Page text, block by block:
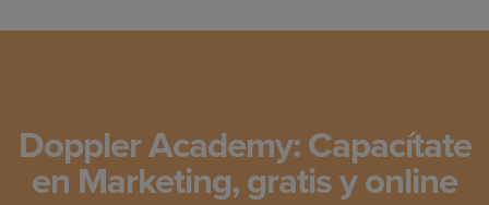
Doppler Academy: Capacítate
en Marketing, gratis y online